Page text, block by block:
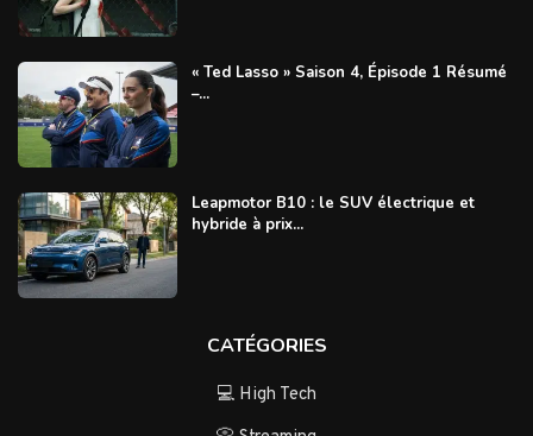
« Ted Lasso » Saison 4, Épisode 1 Résumé
–...
Leapmotor B10 : le SUV électrique et
hybride à prix...
CATÉGORIES
💻 High Tech